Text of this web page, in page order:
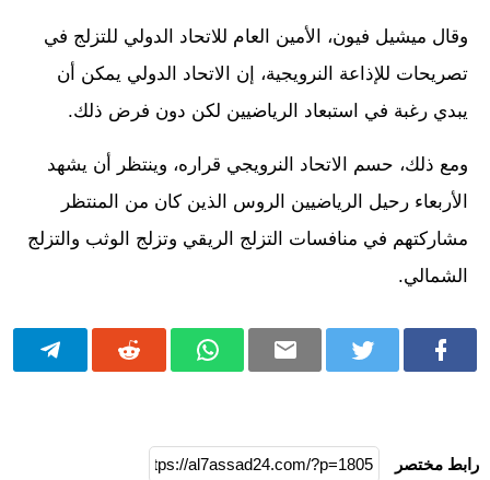
وقال ميشيل فيون، الأمين العام للاتحاد الدولي للتزلج في
تصريحات للإذاعة النرويجية، إن الاتحاد الدولي يمكن أن
يبدي رغبة في استبعاد الرياضيين لكن دون فرض ذلك.
ومع ذلك، حسم الاتحاد النرويجي قراره، وينتظر أن يشهد
الأربعاء رحيل الرياضيين الروس الذين كان من المنتظر
مشاركتهم في منافسات التزلج الريقي وتزلج الوثب والتزلج
الشمالي.
رابط مختصر